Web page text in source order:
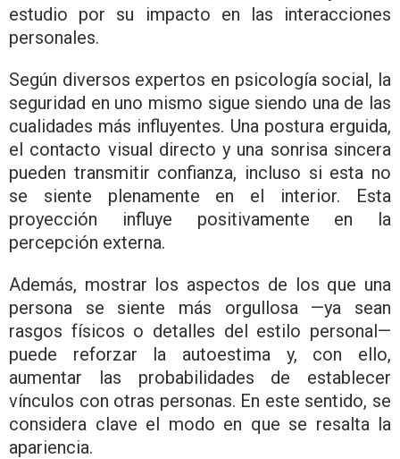
estudio por su impacto en las interacciones
personales.
Según diversos expertos en psicología social, la
seguridad en uno mismo sigue siendo una de las
cualidades más influyentes. Una postura erguida,
el contacto visual directo y una sonrisa sincera
pueden transmitir confianza, incluso si esta no
se siente plenamente en el interior. Esta
proyección influye positivamente en la
percepción externa.
Además, mostrar los aspectos de los que una
persona se siente más orgullosa —ya sean
rasgos físicos o detalles del estilo personal—
puede reforzar la autoestima y, con ello,
aumentar las probabilidades de establecer
vínculos con otras personas. En este sentido, se
considera clave el modo en que se resalta la
apariencia.